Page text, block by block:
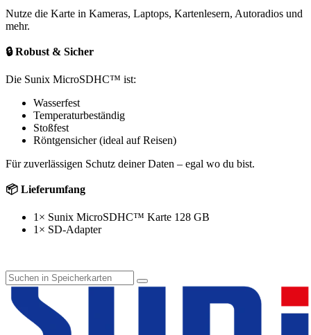
Nutze die Karte in Kameras, Laptops, Kartenlesern, Autoradios und
mehr.
🔒 Robust & Sicher
Die Sunix MicroSDHC™ ist:
Wasserfest
Temperaturbeständig
Stoßfest
Röntgensicher (ideal auf Reisen)
Für zuverlässigen Schutz deiner Daten – egal wo du bist.
📦 Lieferumfang
1× Sunix MicroSDHC™ Karte 128 GB
1× SD-Adapter